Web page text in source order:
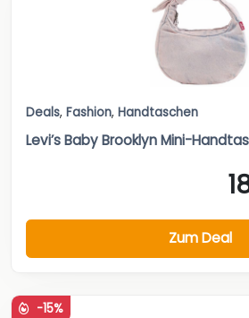
Deals, Fashion, Handtaschen
Levi’s Baby Brooklyn Mini-
Zum Deal
-15%